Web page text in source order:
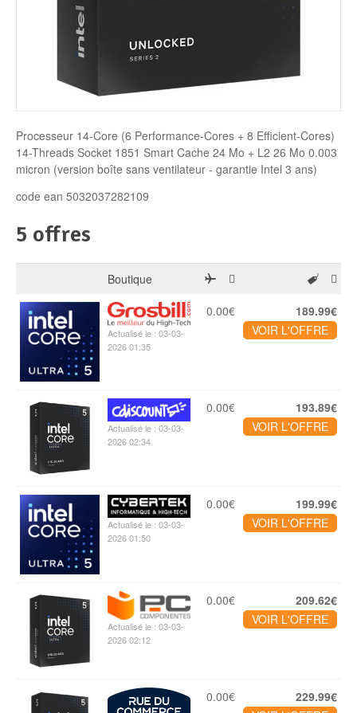
Disque SSD
Processeur 14-Core (6 Performance-Cores + 8 Efficient-Cores)
14-Threads Socket 1851 Smart Cache 24 Mo + L2 26 Mo 0.003
micron (version boîte sans ventilateur - garantie Intel 3 ans)
code ean 5032037282109
5 offres
Boutique
Actualisé le : 03-03-
2026 01:35
0.00€
189.99€
VOIR L'OFFRE
Actualisé le : 03-03-
2026 02:34
0.00€
193.89€
VOIR L'OFFRE
Actualisé le : 03-03-
2026 01:50
0.00€
199.99€
VOIR L'OFFRE
Actualisé le : 03-03-
2026 02:12
0.00€
209.62€
VOIR L'OFFRE
0.00€
229.99€